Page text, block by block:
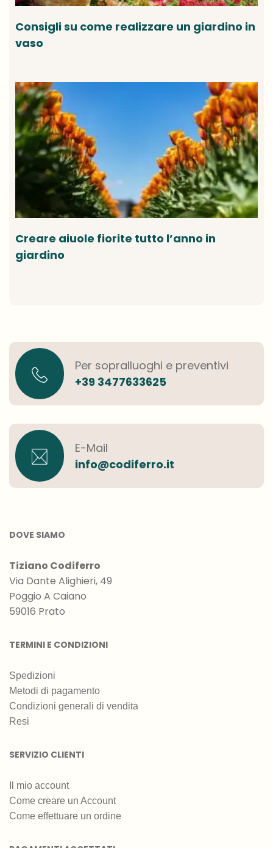
Consigli su come realizzare un giardino in
vaso
Creare aiuole fiorite tutto l’anno in
giardino
Per sopralluoghi e preventivi
+39 3477633625
E-Mail
info@codiferro.it
DOVE SIAMO
Tiziano Codiferro
Via Dante Alighieri, 49
Poggio A Caiano
59016 Prato
TERMINI E CONDIZIONI
Spedizioni
Metodi di pagamento
Condizioni generali di vendita
Resi
SERVIZIO CLIENTI
Il mio account
Come creare un Account
Come effettuare un ordine